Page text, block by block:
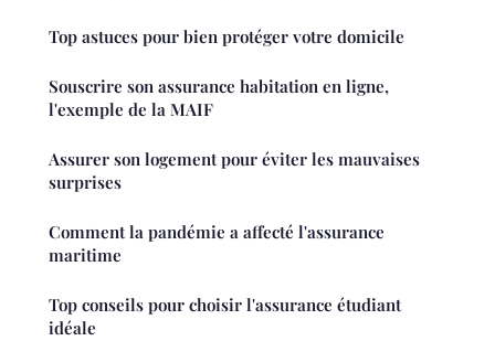
Top astuces pour bien protéger votre domicile
Souscrire son assurance habitation en ligne,
l'exemple de la MAIF
Assurer son logement pour éviter les mauvaises
surprises
Comment la pandémie a affecté l'assurance
maritime
Top conseils pour choisir l'assurance étudiant
idéale